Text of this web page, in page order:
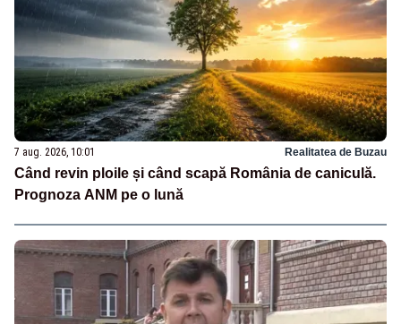
7 aug. 2026, 10:01 Realitatea de Buzau
Când revin ploile și când scapă România de caniculă.
Prognoza ANM pe o lună